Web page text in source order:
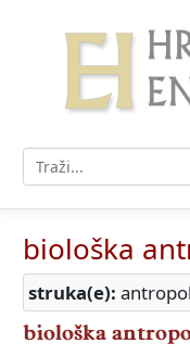
biološka
struka(e):
biološka